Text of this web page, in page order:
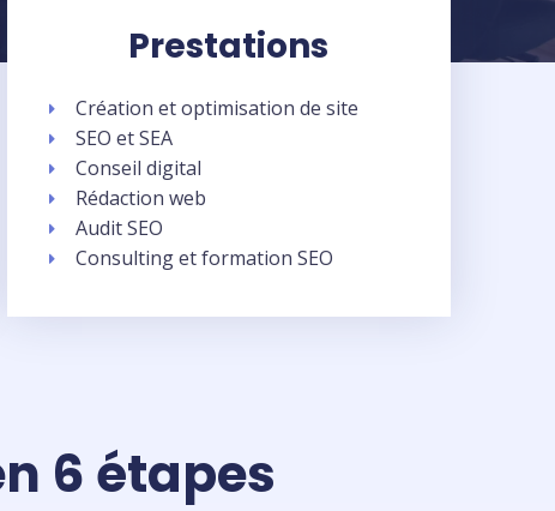
Prestations
Création et optimisation de site
SEO et SEA
Conseil digital
Rédaction web
Audit SEO
Consulting et formation SEO
6 étapes